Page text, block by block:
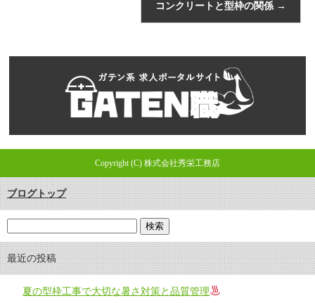
コンクリートと型枠の関係 →
Copyright (C) 株式会社秀栄工務店
ブログトップ
最近の投稿
夏の型枠工事で大切な暑さ対策と品質管理